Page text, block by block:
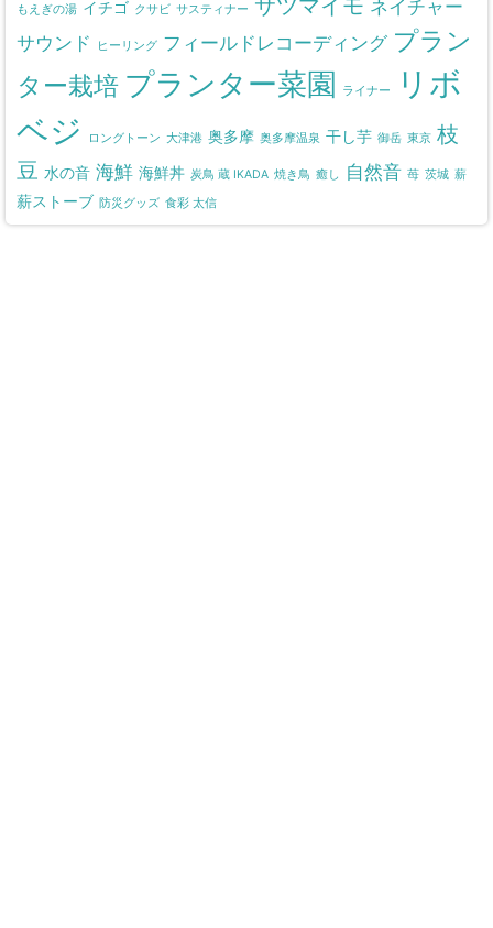
もえぎの湯 イチゴ クサビ サスティナー
ネイチャー
サウンド
ヒーリング フィールドレコーディング プラン
ター栽培 プランター菜園 ライナー
リボ
ベジ
ロングトーン 大津港 奥多摩 奥多摩温泉 干し芋 御岳 東京 枝
豆 水の音 海鮮 海鮮丼 炭鳥 蔵 IKADA 焼き鳥 癒し 自然音 苺 茨城 薪
薪ストーブ 防災グッズ 食彩 太信